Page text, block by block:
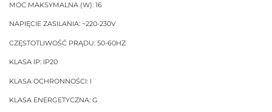
MOC MAKSYMALNA (W): 16
NAPIĘCIE ZASILANIA: ~220-230V
CZĘSTOTLIWOŚĆ PRĄDU: 50-60HZ
KLASA IP: IP20
KLASA OCHRONNOŚCI: I
KLASA ENERGETYCZNA: G